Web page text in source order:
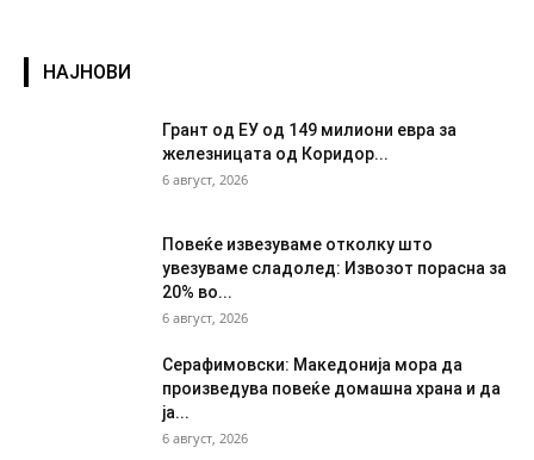
НАЈНОВИ
Грант од ЕУ од 149 милиони евра за
железницата од Коридор...
6 август, 2026
Повеќе извезуваме отколку што
увезуваме сладолед: Извозот порасна за
20% во...
6 август, 2026
Серафимовски: Македонија мора да
произведува повеќе домашна храна и да
ја...
6 август, 2026